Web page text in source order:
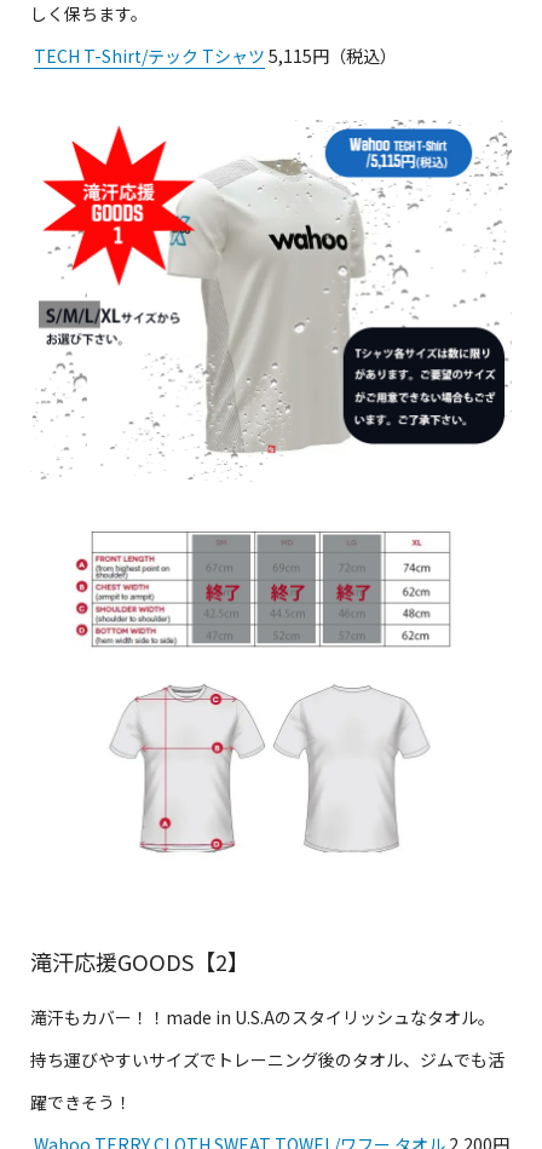
しく保ちます。
TECH T-Shirt/テック Tシャツ 5,115円（税込）
滝汗応援GOODS【2】
滝汗もカバー！！made in U.S.Aのスタイリッシュなタオル。
持ち運びやすいサイズでトレーニング後のタオル、ジムでも活
躍できそう！